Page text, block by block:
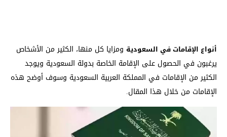
أنواع الإقامات في السعودية ومزايا كل منها، الكثير من الأشخاص
يرغبون في الحصول على الإقامة الخاصة بدولة السعودية ويوجد
الكثير من الإقامات في المملكة العربية السعودية وسوف أوضح هذه
الإقامات من خلال هذا المقال.